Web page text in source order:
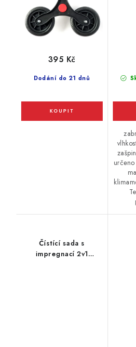
Dodání do 21 dnů
395 Kč
Čístící sada s
impregnací 2v1